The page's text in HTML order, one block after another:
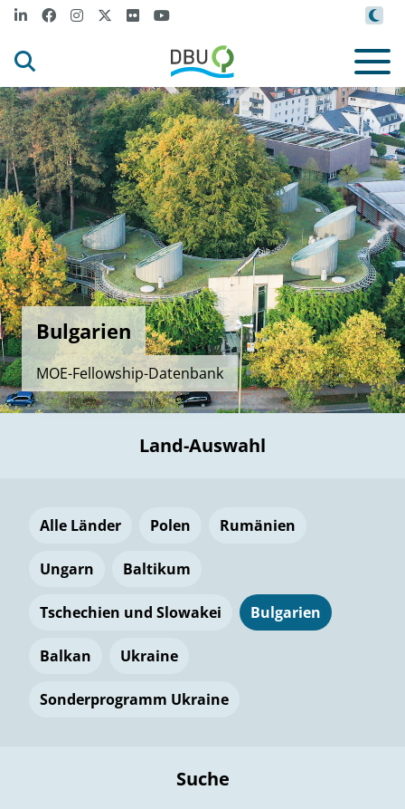
Bulgarien
MOE-Fellowship-Datenbank
Land-Auswahl
Alle Länder Polen Rumänien
Ungarn Baltikum
Tschechien und Slowakei Bulgarien
Balkan Ukraine
Sonderprogramm Ukraine
Suche